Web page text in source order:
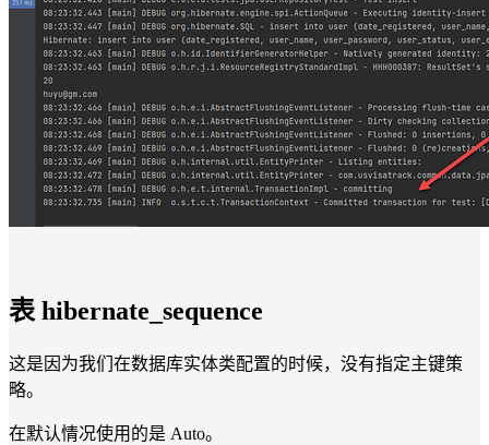
表 hibernate_sequence
这是因为我们在数据库实体类配置的时候，没有指定主键策
略。
在默认情况使用的是 Auto。